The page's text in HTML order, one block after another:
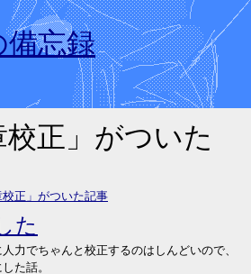
備忘録
正」がついた
校正」がついた記事
た
力でちゃんと校正するのはしんどいので、
た話。